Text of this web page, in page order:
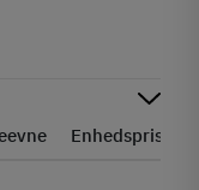
Enhedspris